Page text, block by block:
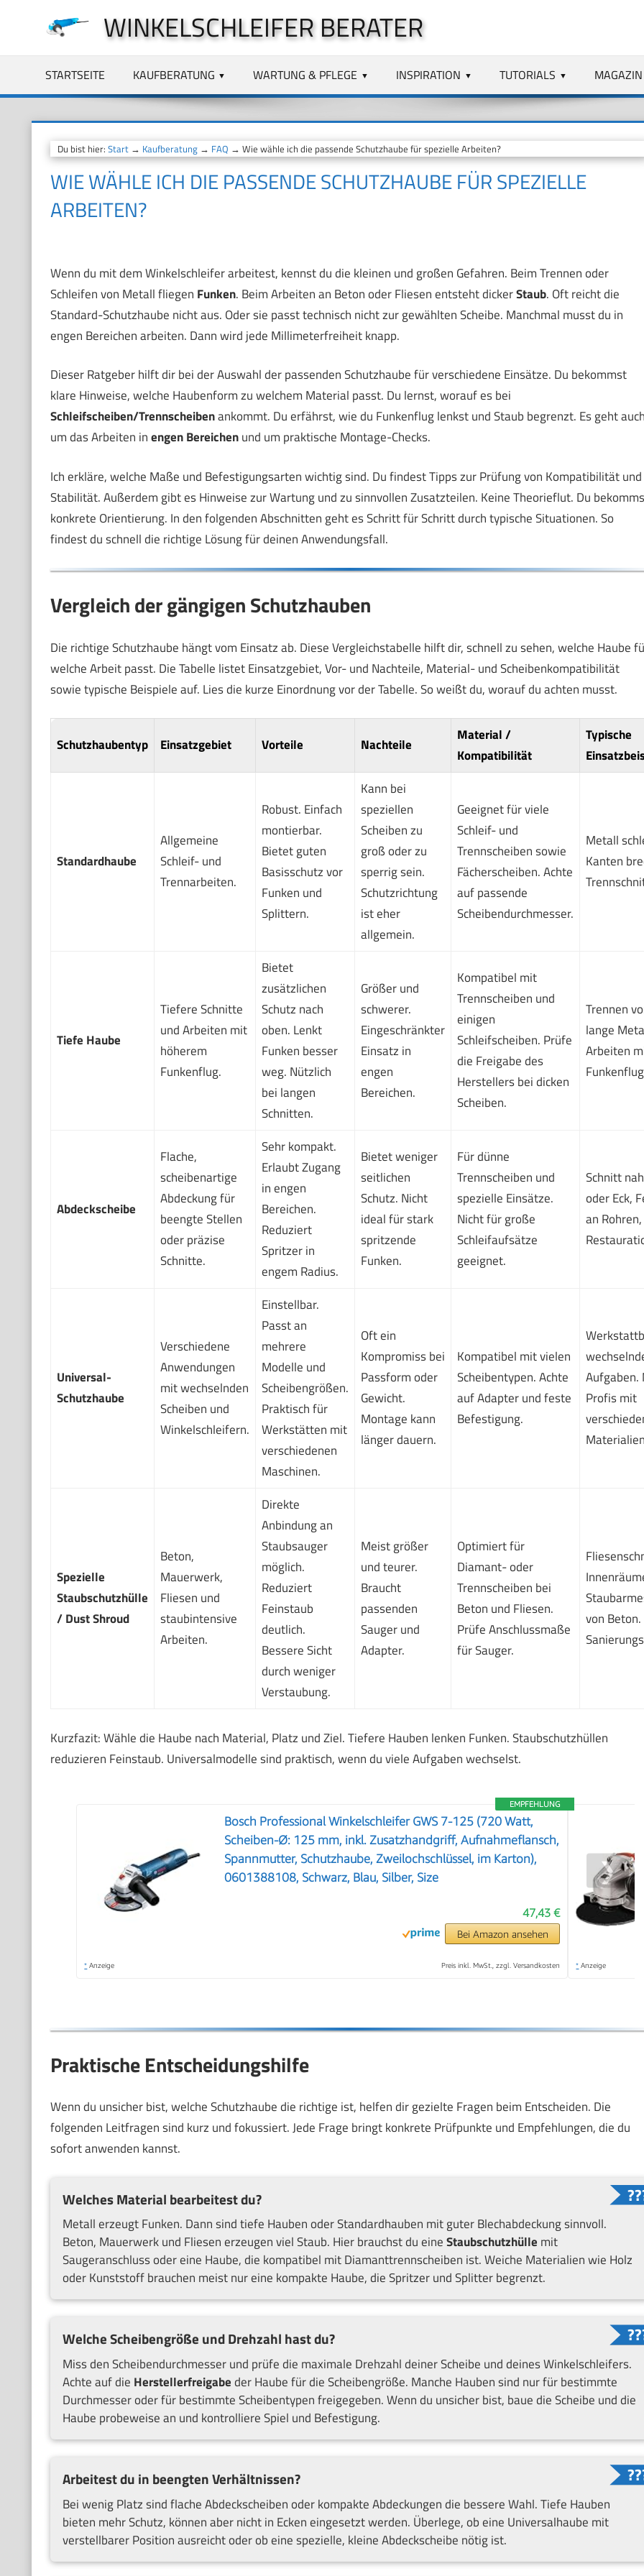
springen
WINKELSCHLEIFER BERATER
STARTSEITE KAUFBERATUNG WARTUNG & PFLEGE INSPIRATION TUTORIALS MAGAZIN
Du bist hier: Start→ Kaufberatung→ FAQ → Wie wähle ich die passende Schutzhaube für spezielle Arbeiten?
WIE WÄHLE ICH DIE PASSENDE SCHUTZHAUBE FÜR SPEZIELLE
ARBEITEN?
Wenn du mit dem Winkelschleifer arbeitest, kennst du die kleinen und großen Gefahren. Beim Trennen oder
Schleifen von Metall fliegen Funken. Beim Arbeiten an Beton oder Fliesen entsteht dickerStaub. Oft reicht die
Standard-Schutzhaube nicht aus. Oder sie passt technisch nicht zur gewählten Scheibe. Manchmal musst du in
engen Bereichen arbeiten. Dann wird jede Millimeterfreiheit knapp.
Dieser Ratgeber hilft dir bei der Auswahl der passenden Schutzhaube für verschiedene Einsätze. Du bekommst
klare Hinweise, welche Haubenform zu welchem Material passt. Du lernst, worauf es bei
Schleifscheiben/Trennscheibenankommt. Du erfährst, wie du Funkenflug lenkst und Staub begrenzt. Es geht auch
um das Arbeiten inengen Bereichenund um praktische Montage-Checks.
Ich erkläre, welche Maße und Befestigungsarten wichtig sind. Du findest Tipps zur Prüfung von Kompatibilität und
Stabilität. Außerdem gibt es Hinweise zur Wartung und zu sinnvollen Zusatzteilen. Keine Theorieflut. Du
konkrete Orientierung. In den folgenden Abschnitten geht es Schritt für Schritt durch typische Situationen. So
findest du schnell die richtige Lösung für deinen Anwendungsfall.
Vergleich der gängigen Schutzhauben
Die richtige Schutzhaube hängt vom Einsatz ab. Diese Vergleichstabelle hilft dir, schnell zu sehen, welche Haube
welche Arbeit passt. Die Tabelle listet Einsatzgebiet, Vor- und Nachteile, Material- und Scheibenkompatibilität
sowie typische Beispiele auf. Lies die kurze Einordnung vor der Tabelle. So weißt du, worauf du achten musst.
Schutzhaubentyp Einsatzgebiet Vorteile Nachteile
Material /
Kompatibilität
Typische
Standardhaube
Allgemeine
Schleif- und
Trennarbeiten.
Robust. Einfach
montierbar.
Bietet guten
Basisschutz vor
Funken und
Splittern.
Kann bei
speziellen
Scheiben zu
groß oder zu
sperrig sein.
Schutzrichtung
ist eher
allgemein.
Geeignet für viele
Schleif- und
Trennscheiben sowie
Fächerscheiben. Achte
auf passende
Scheibendurchmesser.
Metall
Kanten
Tiefe Haube
Tiefere Schnitte
und Arbeiten mit
höherem
Funkenflug.
Bietet
zusätzlichen
Schutz nach
oben. Lenkt
Funken besser
weg. Nützlich
bei langen
Schnitten.
Größer und
schwerer.
Eingeschränkter
Einsatz in
engen
Bereichen.
Kompatibel mit
Trennscheiben und
einigen
Schleifscheiben. Prüfe
die Freigabe des
Herstellers bei dicken
Scheiben.
Trennen
lange
Arbeiten
Abdeckscheibe
Flache,
scheibenartige
Abdeckung für
beengte Stellen
oder präzise
Schnitte.
Sehr kompakt.
Erlaubt Zugang
in engen
Bereichen.
Reduziert
Spritzer in
engem Radius.
Bietet weniger
seitlichen
Schutz. Nicht
ideal für stark
spritzende
Funken.
Für dünne
Trennscheiben und
spezielle Einsätze.
Nicht für große
Schleifaufsätze
geeignet.
Schnitt
oder Eck,
an Rohren,
Universal-
Schutzhaube
Verschiedene
Anwendungen
mit wechselnden
Scheiben und
Winkelschleifern.
Einstellbar.
Passt an
mehrere
Modelle und
Scheibengrößen.
Praktisch für
Werkstätten mit
verschiedenen
Maschinen.
Oft ein
Kompromiss bei
Passform oder
Gewicht.
Montage kann
länger dauern.
Kompatibel mit vielen
Scheibentypen. Achte
auf Adapter und feste
Befestigung.
Aufgaben.
Profis mit
Spezielle
Staubschutzhülle
/ Dust Shroud
Beton,
Mauerwerk,
Fliesen und
staubintensive
Arbeiten.
Direkte
Anbindung an
Staubsauger
möglich.
Reduziert
Feinstaub
deutlich.
Bessere Sicht
durch weniger
Verstaubung.
Meist größer
und teurer.
Braucht
passenden
Sauger und
Adapter.
Optimiert für
Diamant- oder
Trennscheiben bei
Beton und Fliesen.
Prüfe Anschlussmaße
für Sauger.
von Beton.
Kurzfazit: Wähle die Haube nach Material, Platz und Ziel. Tiefere Hauben lenken Funken. Staubschutzhüllen
reduzieren Feinstaub. Universalmodelle sind praktisch, wenn du viele Aufgaben wechselst.
EMPFEHLUNG
Bosch Professional Winkelschleifer GWS 7-125 (720 Watt,
Scheiben-Ø: 125 mm, inkl. Zusatzhandgriff, Aufnahmeflansch,
Spannmutter, Schutzhaube, Zweilochschlüssel, im Karton),
0601388108, Schwarz, Blau, Silber, Size
47,43 €
Bei Amazon ansehen
* Anzeige Preis inkl. MwSt., zzgl. Versandkosten * Anzeige
❯
Praktische Entscheidungshilfe
Wenn du unsicher bist, welche Schutzhaube die richtige ist, helfen dir gezielte Fragen beim Entscheiden. Die
folgenden Leitfragen sind kurz und fokussiert. Jede Frage bringt konkrete Prüfpunkte und Empfehlungen, die du
sofort anwenden kannst.
Welches Material bearbeitest du?
Metall erzeugt Funken. Dann sind tiefe Hauben oder Standardhauben mit guter Blechabdeckung sinnvoll.
Beton, Mauerwerk und Fliesen erzeugen viel Staub. Hier brauchst du eineStaubschutzhülle mit
Saugeranschluss oder eine Haube, die kompatibel mit Diamanttrennscheiben ist. Weiche Materialien wie Holz
oder Kunststoff brauchen meist nur eine kompakte Haube, die Spritzer und Splitter begrenzt.
Welche Scheibengröße und Drehzahl hast du?
Miss den Scheibendurchmesser und prüfe die maximale Drehzahl deiner Scheibe und deines Winkelschleifers.
Achte auf die Herstellerfreigabeder Haube für die Scheibengröße. Manche Hauben sind nur für bestimmte
Durchmesser oder für bestimmte Scheibentypen freigegeben. Wenn du unsicher bist, baue die Scheibe und die
Haube probeweise an und kontrolliere Spiel und Befestigung.
Arbeitest du in beengten Verhältnissen?
Bei wenig Platz sind flache Abdeckscheiben oder kompakte Abdeckungen die bessere Wahl. Tiefe Hauben
bieten mehr Schutz, können aber nicht in Ecken eingesetzt werden. Überlege, ob eine Universalhaube mit
verstellbarer Position ausreicht oder ob eine spezielle, kleine Abdeckscheibe nötig ist.